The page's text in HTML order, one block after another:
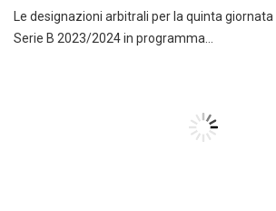
Le designazioni arbitrali per la quinta
Serie B 2023/2024 in programma…